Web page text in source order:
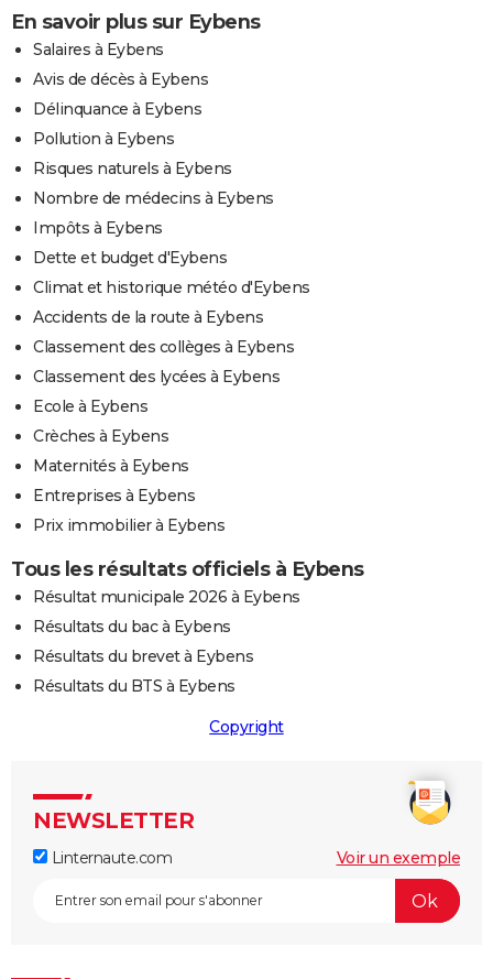
En savoir plus sur Eybens
Salaires à Eybens
Avis de décès à Eybens
Délinquance à Eybens
Pollution à Eybens
Risques naturels à Eybens
Nombre de médecins à Eybens
Impôts à Eybens
Dette et budget d'Eybens
Climat et historique météo d'Eybens
Accidents de la route à Eybens
Classement des collèges à Eybens
Classement des lycées à Eybens
Ecole à Eybens
Crèches à Eybens
Maternités à Eybens
Entreprises à Eybens
Prix immobilier à Eybens
Tous les résultats officiels à Eybens
Résultat municipale 2026 à Eybens
Résultats du bac à Eybens
Résultats du brevet à Eybens
Résultats du BTS à Eybens
Copyright
NEWSLETTER
Linternaute.com Voir un exemple